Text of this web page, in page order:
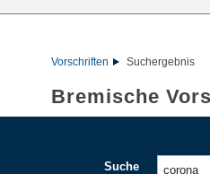
Vorschriften Suchergebnis
Bremische
Suche